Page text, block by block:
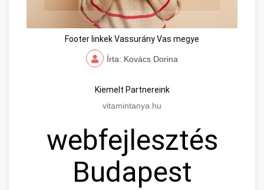
Footer linkek Vassurány Vas megye
Írta: Kovács Dorina
Kiemelt Partnereink
vitamintanya.hu
webfejlesztés
Budapest